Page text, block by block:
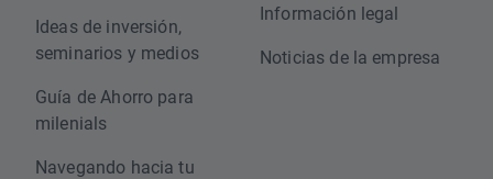
Ideas de inversión,
seminarios y medios
Guía de Ahorro para
milenials
Navegando hacia tu
Información legal
Noticias de la empresa